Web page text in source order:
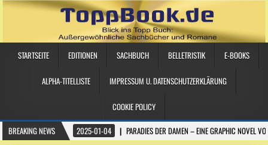
STARTSEITE EDITIONEN SACHBUCH BELLETRISTIK E-BOOKS
ALPHA-TITELLISTE IMPRESSUM U. DATENSCHUTZERKLÄRUNG
COOKIE POLICY
BREAKING NEWS
2025-01-04 PARADIES DER DAMEN – EINE GRAPHIC NOVEL